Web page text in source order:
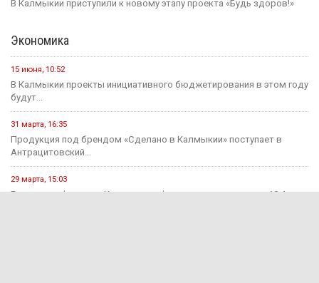
В Калмыкии приступили к новому этапу проекта «Будь здоров!»
Экономика
15 июня, 10:52
В Калмыкии проекты инициативного бюджетирования в этом году
будут...
31 марта, 16:35
Продукция под брендом «Сделано в Калмыкии» поступает в
Антрацитовский...
29 марта, 15:03
Годовая инфляция в Калмыкии в феврале ускорилась до 10,4...